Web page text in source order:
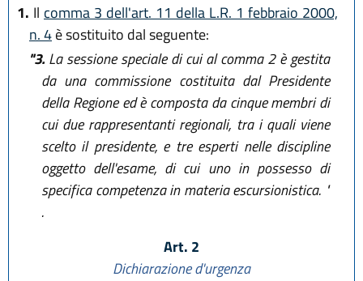
1. Il comma 3 dell'art. 11 della L.R. 1 febbraio 2000,
n. 4è sostituito dal seguente:
"3.La sessione speciale di cui al comma 2 è gestita
da una commissione costituita dal Presidente
della Regione ed è composta da cinque membri di
cui due rappresentanti regionali, tra i quali viene
scelto il presidente, e tre esperti nelle discipline
oggetto dell'esame, di cui uno in possesso di
specifica competenza in materia escursionistica. "
.
Art. 2
Dichiarazione d'urgenza